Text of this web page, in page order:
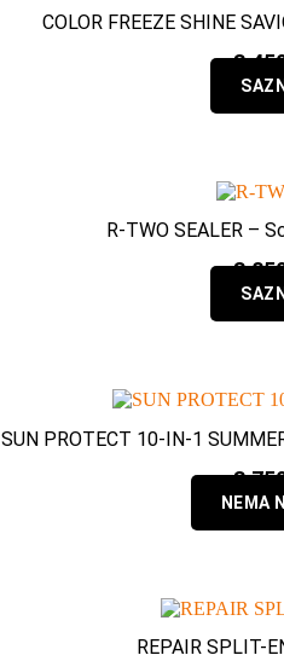
COLOR FREEZE SHINE
R-TWO SEALER –
SUN PROTECT 10-IN-1
NEMA
REPAIR SPLIT-